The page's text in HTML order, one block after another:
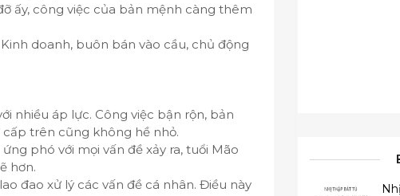
ấy, công việc của bản mệnh càng thêm
doanh, buôn bán vào cầu, chủ động
nhiều áp lực. Công việc bận rộn, bản
trên cũng không hề nhỏ.
phó với mọi vấn đề xảy ra, tuổi Mão
hơn.
đao xử lý các vấn đề cá nhân. Điều này